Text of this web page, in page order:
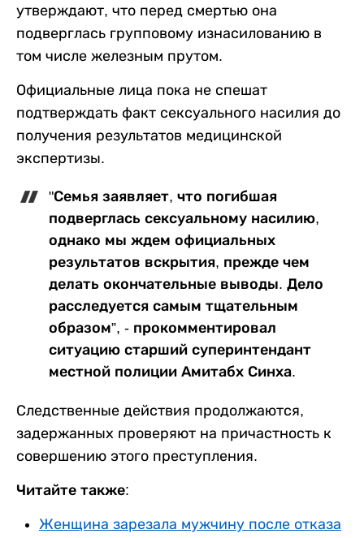
утверждают, что перед смертью она
подверглась групповому изнасилованию в
том числе железным прутом.
Официальные лица пока не спешат
подтверждать факт сексуального насилия до
получения результатов медицинской
экспертизы.
"Семья заявляет, что погибшая
подверглась сексуальному насилию,
однако мы ждем официальных
результатов вскрытия, прежде чем
делать окончательные выводы. Дело
расследуется самым тщательным
образом”, - прокомментировал
ситуацию старший суперинтендант
местной полиции Амитабх Синха.
Следственные действия продолжаются,
задержанных проверяют на причастность к
совершению этого преступления.
Читайте также:
Женщина зарезала мужчину после отказа